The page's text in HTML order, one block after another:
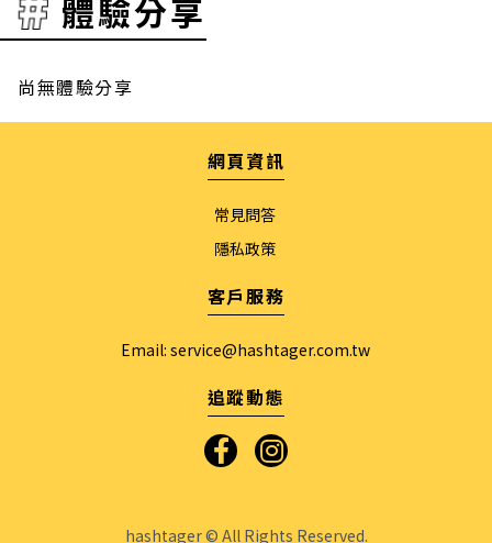
體驗分享
尚無體驗分享
網頁資訊
常見問答
隱私政策
客戶服務
Email: service@hashtager.com.tw
追蹤動態
hashtager © All Rights Reserved.